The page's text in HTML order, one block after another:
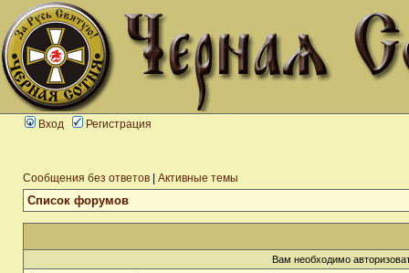
Вход Регистрация
Сообщения без ответов Активные темы
Список форумов
Вам необходимо